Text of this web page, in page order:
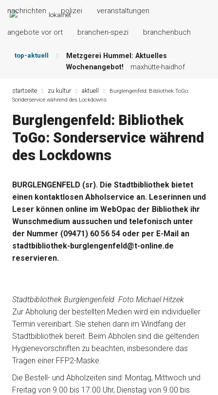
nachrichten polizei veranstaltungen
angebote vor ort branchen-spezi branchenbuch
top-aktuell
Metzgerei Hummel: Aktuelles
Wochenangebot!
maxhütte-haidhof
Grillspezialitäten u.v.m.!
kallmünz
Meindl Metzgerei: Wochen-Speisekarte
Der „deutsche Michel“ muss nun
zahlen! kommentare & serien &
Maxhütter Fischladen: Unser aktuelles
Nutzen Sie aktuelle Angebote Ihrer
Region!
startseite zu kultur aktuell
Burglengenfeld: Bibliothek ToGo:
Sonderservice während des Lockdowns
Burglengenfeld: Bibliothek
ToGo: Sonderservice während
des Lockdowns
BURGLENGENFELD (sr). Die Stadtbibliothek bietet
einen kontaktlosen Abholservice an. Leserinnen und
Leser können online im WebOpac der Bibliothek ihr
Wunschmedium aussuchen und telefonisch unter
der Nummer (09471) 60 56 54 oder per E-Mail an
stadtbibliothek-burglengenfeld@t-online.de
reservieren.
Stadtbibliothek Burglengenfeld. Foto Michael Hitzek
Zur Abholung der bestellten Medien wird ein individueller
Termin vereinbart. Sie stehen dann im Windfang der
Stadtbibliothek bereit. Beim Abholen sind die geltenden
Hygienevorschriften zu beachten, insbesondere das
Tragen einer FFP2-Maske.
Die Bestell- und Abholzeiten sind: Montag, Mittwoch und
Freitag von 9.00 bis 17.00 Uhr, Dienstag von 9.00 bis